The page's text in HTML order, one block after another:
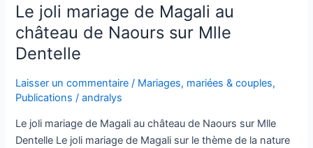
Le joli mariage de Magali au
château de Naours sur Mlle
Dentelle
Laisser un commentaire / Mariages, mariées & couples,
Publications /andralys
Le joli mariage de Magali au château de Naours sur Mlle
Dentelle Le joli mariage de Magali sur le thème de la nature
Magali
au
château
de
Naours
sur
Dentelle